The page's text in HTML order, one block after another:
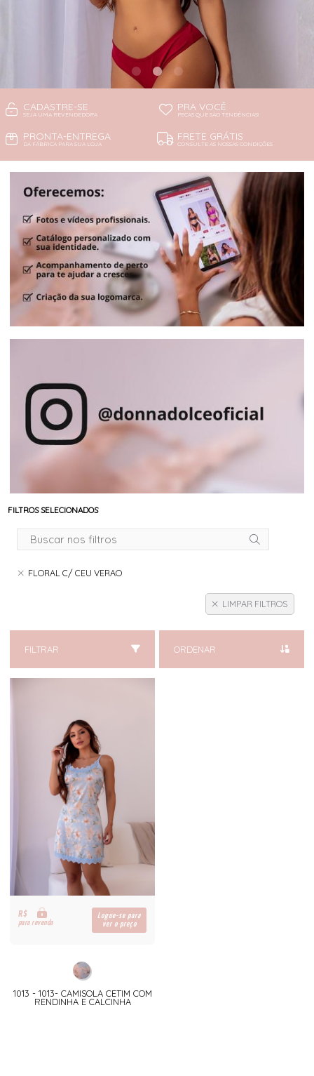
CADASTRE-SE
SEJA UMA REVENDEDORA
PRA VOCÊ
PEÇAS QUE SÃO TENDÊNCIAS!
PRONTA-ENTREGA
DA FÁBRICA PARA SUA LOJA
FRETE GRÁTIS
CONSULTE AS NOSSAS CONDIÇÕES
FILTROS SELECIONADOS
FLORAL C/ CEU VERAO
LIMPAR FILTROS
FILTRAR ORDENAR
R$
para revenda
Logue-se para
ver o preço
1013 - 1013- CAMISOLA CETIM COM
RENDINHA E CALCINHA